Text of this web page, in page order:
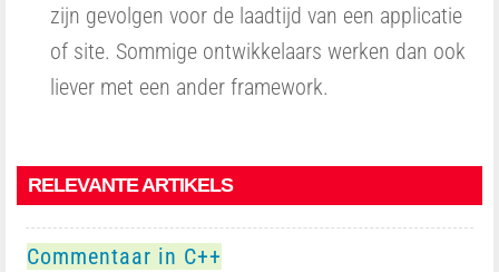
zijn gevolgen voor de laadtijd van een applicatie
of site. Sommige ontwikkelaars werken dan ook
liever met een ander framework.
RELEVANTE ARTIKELS
Commentaar in C++